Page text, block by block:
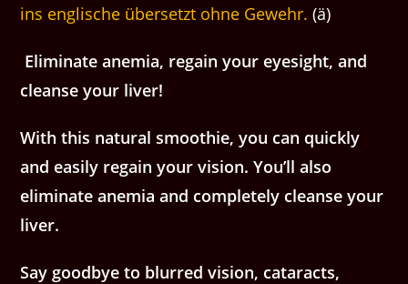
ins englische übersetzt ohne Gewehr. (ä)
Eliminate anemia, regain your eyesight, and
cleanse your liver!
With this natural smoothie, you can quickly
and easily regain your vision. You’ll also
eliminate anemia and completely cleanse your
liver.
Say goodbye to blurred vision, cataracts,